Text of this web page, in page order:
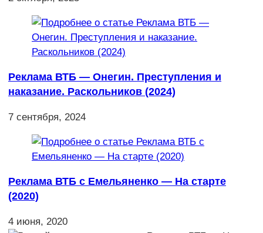
Реклама ВТБ — Онегин. Преступления и
наказание. Раскольников (2024)
7 сентября, 2024
Реклама ВТБ с Емельяненко — На старте
(2020)
4 июня, 2020